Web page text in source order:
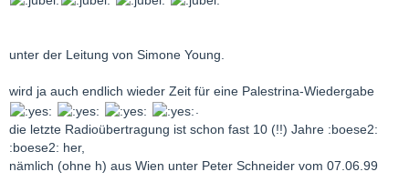
unter der Leitung von Simone Young.
wird ja auch endlich wieder Zeit für eine Palestrina-Wiedergabe
.
die letzte Radioübertragung ist schon fast 10 (!!) Jahre :boese2:
:boese2: her,
nämlich (ohne h) aus Wien unter Peter Schneider vom 07.06.99